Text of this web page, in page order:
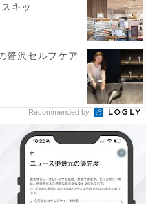
キッ...
贅沢セルフケア
Recommended by